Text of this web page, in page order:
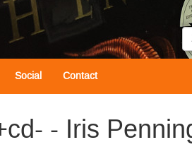
Social Contact
- Iris